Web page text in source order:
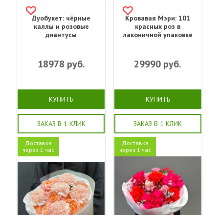
Дуобукет: чёрные
каллы и розовые
диантусы
18978 руб.
КУПИТЬ
ЗАКАЗ В 1 КЛИК
Кровавая Мэри: 101
красных роз в
лаконичной упаковке
29990 руб.
КУПИТЬ
ЗАКАЗ В 1 КЛИК
Доставка
через 1 час
Доставка
через 1 час